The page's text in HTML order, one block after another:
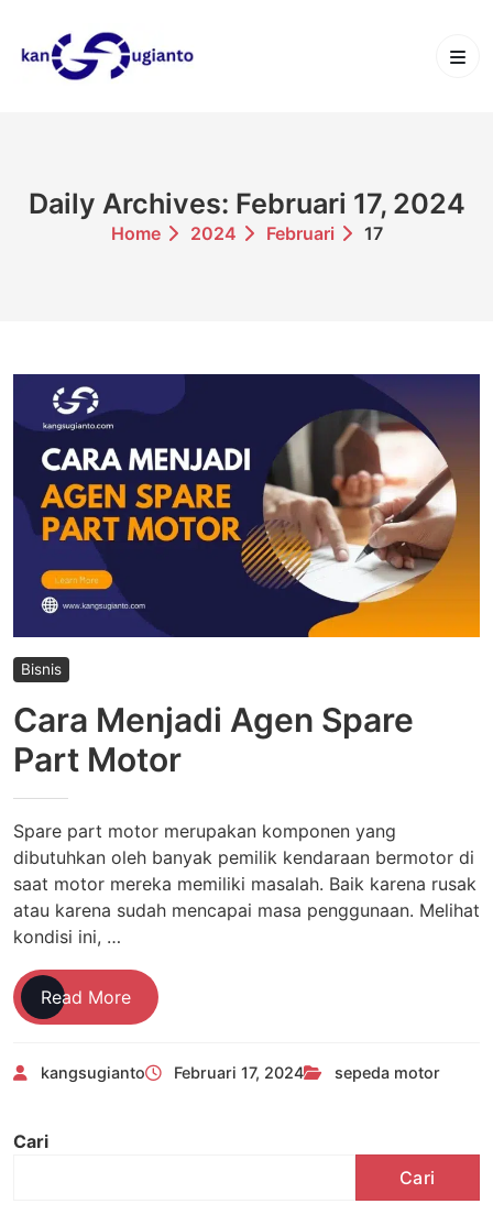
content
Daily Archives: Februari 17, 2024
Home 2024 Februari 17
Bisnis
Cara Menjadi Agen Spare
Part Motor
Spare part motor merupakan komponen yang
dibutuhkan oleh banyak pemilik kendaraan bermotor di
saat motor mereka memiliki masalah. Baik karena rusak
atau karena sudah mencapai masa penggunaan. Melihat
kondisi ini, …
Read MoreCara
Menjadi
Spare
kangsugianto Februari 17, 2024 sepeda motor
Cari
Cari